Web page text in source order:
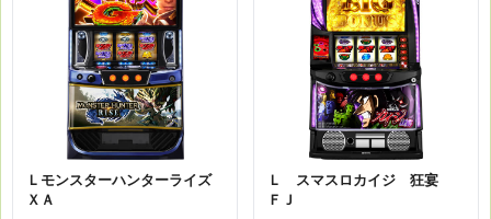
Ｌモンスターハンターライズ
ＸＡ
Ｌ スマスロカイジ 狂宴
ＦＪ